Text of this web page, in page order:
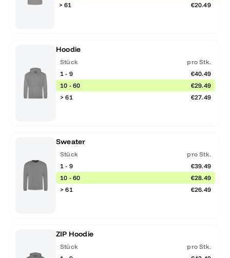
> 61
€20.49
Hoodie
Stück
pro Stk.
1 - 9
€40.49
10 - 60
€29.49
> 61
€27.49
Sweater
Stück
pro Stk.
1 - 9
€39.49
10 - 60
€28.49
> 61
€26.49
ZIP Hoodie
Stück
pro Stk.